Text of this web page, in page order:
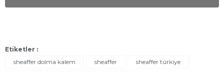
Etiketler :
sheaffer dolma kalem
sheaffer
sheaffer türkiye